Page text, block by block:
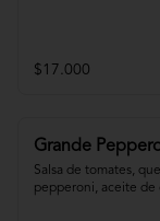
$17.000
Grande
Salsa de tomates,
pepperoni, aceite de